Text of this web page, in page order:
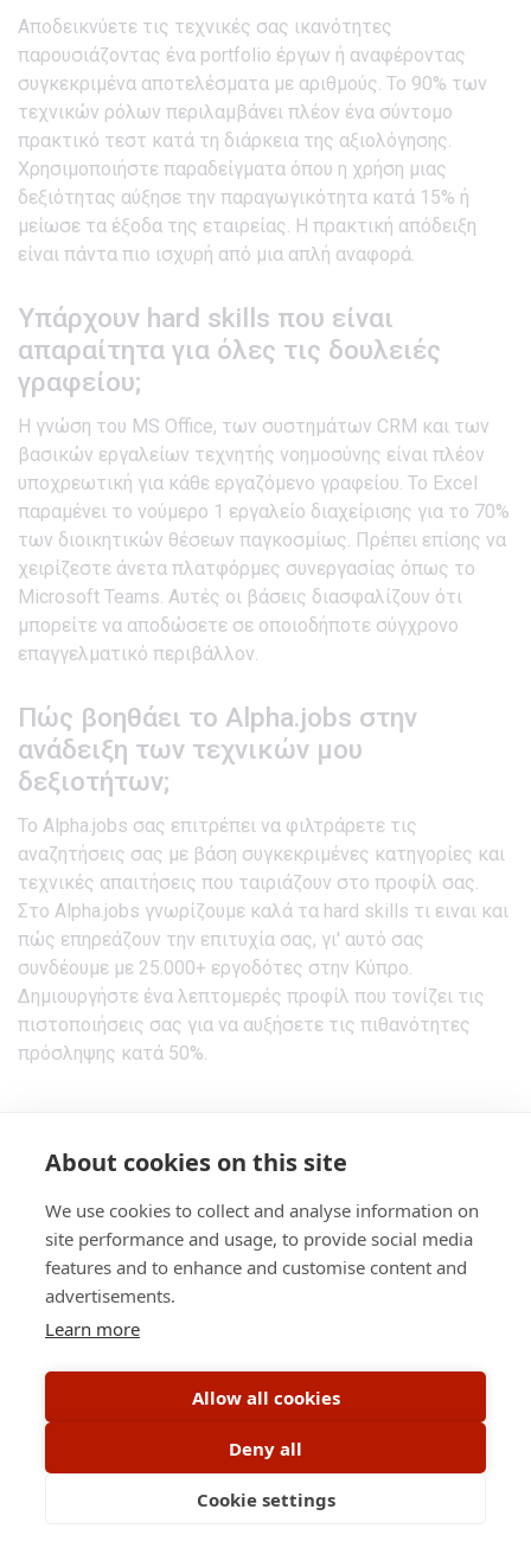
Αποδεικνύετε τις τεχνικές σας ικανότητες
παρουσιάζοντας ένα portfolio έργων ή αναφέροντας
συγκεκριμένα αποτελέσματα με αριθμούς. Το 90% των
τεχνικών ρόλων περιλαμβάνει πλέον ένα σύντομο
πρακτικό τεστ κατά τη διάρκεια της αξιολόγησης.
Χρησιμοποιήστε παραδείγματα όπου η χρήση μιας
δεξιότητας αύξησε την παραγωγικότητα κατά 15% ή
μείωσε τα έξοδα της εταιρείας. Η πρακτική απόδειξη
είναι πάντα πιο ισχυρή από μια απλή αναφορά.
Υπάρχουν hard skills που είναι
απαραίτητα για όλες τις δουλειές
γραφείου;
Η γνώση του MS Office, των συστημάτων CRM και των
βασικών εργαλείων τεχνητής νοημοσύνης είναι πλέον
υποχρεωτική για κάθε εργαζόμενο γραφείου. Το Excel
παραμένει το νούμερο 1 εργαλείο διαχείρισης για το 70%
των διοικητικών θέσεων παγκοσμίως. Πρέπει επίσης να
χειρίζεστε άνετα πλατφόρμες συνεργασίας όπως το
Microsoft Teams. Αυτές οι βάσεις διασφαλίζουν ότι
μπορείτε να αποδώσετε σε οποιοδήποτε σύγχρονο
επαγγελματικό περιβάλλον.
Πώς βοηθάει το Alpha.jobs στην
ανάδειξη των τεχνικών μου
δεξιοτήτων;
Το Alpha.jobs σας επιτρέπει να φιλτράρετε τις
αναζητήσεις σας με βάση συγκεκριμένες κατηγορίες και
τεχνικές απαιτήσεις που ταιριάζουν στο προφίλ σας.
Στο Alpha.jobs γνωρίζουμε καλά τα hard skills τι ειναι και
πώς επηρεάζουν την επιτυχία σας, γι' αυτό σας
συνδέουμε με 25.000+ εργοδότες στην Κύπρο.
Δημιουργήστε ένα λεπτομερές προφίλ που τονίζει τις
πιστοποιήσεις σας για να αυξήσετε τις πιθανότητες
πρόσληψης κατά 50%.
RSS•Contact Us•About Us•Terms of Service
Cyprus job platform connecting job seekers and
employers through job opportunities, hiring services
and practical career content.
About cookies on this site
We use cookies to collect and analyse information on
site performance and usage, to provide social media
features and to enhance and customise content and
advertisements.
Learn more
Allow all cookies
Deny all
Cookie settings